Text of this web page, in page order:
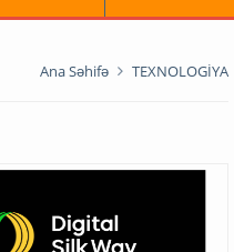
Ana Səhifə TEXNOLOGİYA